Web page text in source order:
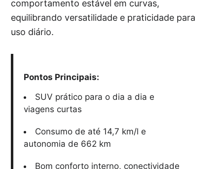
comportamento estável em curvas,
equilibrando versatilidade e praticidade para
uso diário.
Pontos Principais:
SUV prático para o dia a dia e
viagens curtas
Consumo de até 14,7 km/l e
autonomia de 662 km
Bom conforto interno, conectividade